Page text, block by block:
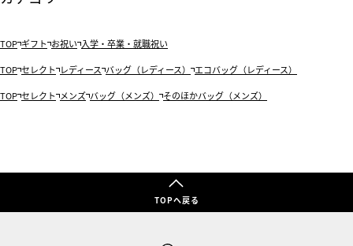
TOP ギフト お祝い 入学・卒業・就職祝い
TOP セレクト レディース バッグ（レディース） エコバッグ（レディース）
TOP セレクト メンズ バッグ（メンズ） そのほかバッグ（メンズ）
TOPへ戻る